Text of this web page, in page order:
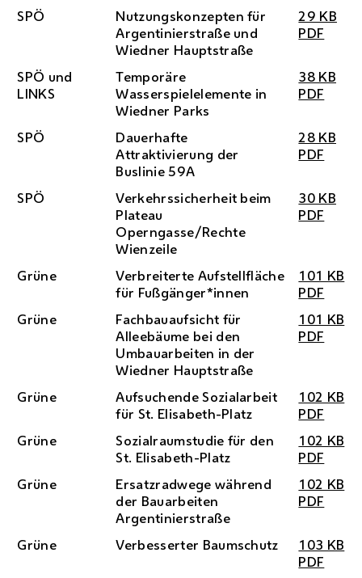
SPÖ
Nutzungskonzepten für
Argentinierstraße und
Wiedner Hauptstraße
29 KB
PDF
SPÖ und
LINKS
Temporäre
Wasserspielelemente in
Wiedner Parks
38 KB
PDF
SPÖ
Dauerhafte
Attraktivierung der
Buslinie 59A
28 KB
PDF
SPÖ
Verkehrssicherheit beim
Plateau
Operngasse/Rechte
Wienzeile
30 KB
PDF
Grüne
Verbreiterte Aufstellfläche
für Fußgänger*innen
101 KB
PDF
Grüne
Fachbauaufsicht für
Alleebäume bei den
Umbauarbeiten in der
Wiedner Hauptstraße
101 KB
PDF
Grüne
Aufsuchende Sozialarbeit
für St. Elisabeth-Platz
102 KB
PDF
Grüne
Sozialraumstudie für den
St. Elisabeth-Platz
102 KB
PDF
Grüne
Ersatzradwege während
der Bauarbeiten
Argentinierstraße
102 KB
PDF
Grüne Verbesserter Baumschutz
103 KB
PDF